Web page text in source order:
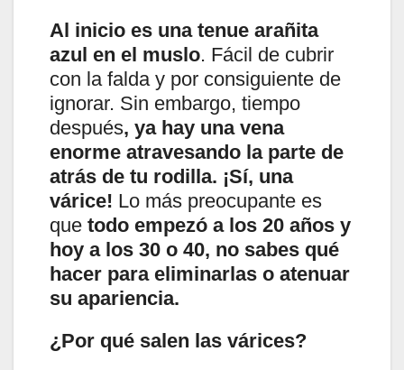
Al inicio es una tenue arañita
azul en el muslo. Fácil de cubrir
con la falda y por consiguiente de
ignorar. Sin embargo, tiempo
después, ya hay una vena
enorme atravesando la parte de
atrás de tu rodilla. ¡Sí, una
várice! Lo más preocupante es
que todo empezó a los 20 años y
hoy a los 30 o 40, no sabes qué
hacer para eliminarlas o atenuar
su apariencia.
¿Por qué salen las várices?